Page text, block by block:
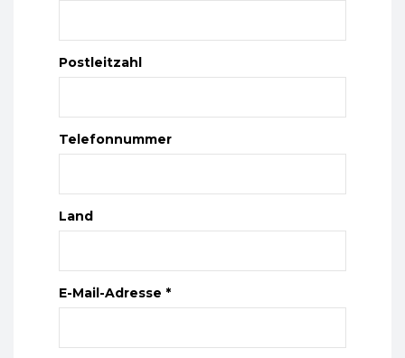
Postleitzahl
Telefonnummer
Land
E-Mail-Adresse *